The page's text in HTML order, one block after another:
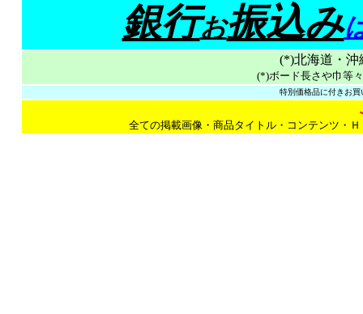
銀行お振込み
(*)北海道・沖
(*)ボード長さや巾等
特別価格品に付きお買
全ての掲載画像・商品タイトル・コンテンツ・